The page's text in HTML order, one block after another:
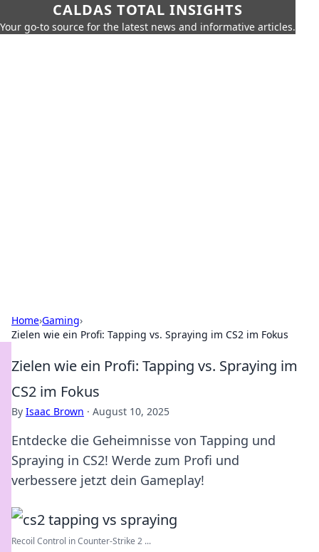
CALDAS TOTAL INSIGHTS
Your go-to source for the latest news and informative articles.
Home›Gaming›
Zielen wie ein Profi: Tapping vs. Spraying im CS2 im Fokus
Zielen wie ein Profi: Tapping vs. Spraying im
CS2 im Fokus
By Isaac Brown · August 10, 2025
Entdecke die Geheimnisse von Tapping und
Spraying in CS2! Werde zum Profi und
verbessere jetzt dein Gameplay!
Recoil Control in Counter-Strike 2 ...